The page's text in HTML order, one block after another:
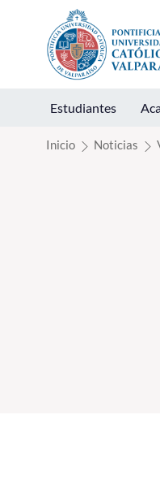
Click acá para ir
Estudiantes
Inicio Noticias